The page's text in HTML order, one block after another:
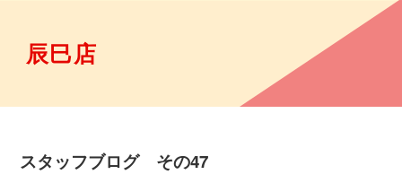
辰巳店
スタッフブログ その47